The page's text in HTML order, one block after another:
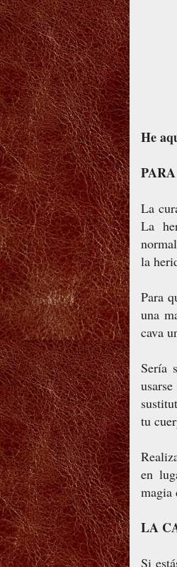
He
La
La
la
Para
una
cava
Sería
tu
en
magia
LA
Si